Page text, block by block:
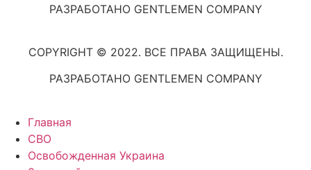
РАЗРАБОТАНО GENTLEMEN COMPANY
COPYRIGHT © 2022. ВСЕ ПРАВА ЗАЩИЩЕНЫ.
РАЗРАБОТАНО GENTLEMEN COMPANY
Главная
СВО
Освобожденная Украина